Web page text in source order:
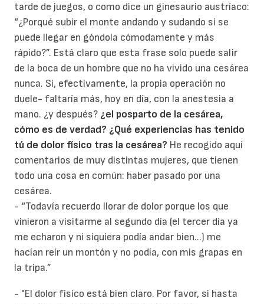
tarde de juegos, o como dice un ginesaurio austríaco:
“¿Porqué subir el monte andando y sudando si se
puede llegar en góndola cómodamente y más
rápido?”. Está claro que esta frase solo puede salir
de la boca de un hombre que no ha vivido una cesárea
nunca. Si, efectivamente, la propia operación no
duele- faltaría más, hoy en día, con la anestesia a
mano. ¿y después? ¿el posparto de la cesárea,
cómo es de verdad? ¿Qué experiencias has tenido
tú de dolor físico tras la cesárea? He recogido aquí
comentarios de muy distintas mujeres, que tienen
todo una cosa en común: haber pasado por una
cesárea.
- “Todavía recuerdo llorar de dolor porque los que
vinieron a visitarme al segundo día (el tercer día ya
me echaron y ni siquiera podía andar bien...) me
hacían reír un montón y no podía, con mis grapas en
la tripa.”
- "El dolor físico está bien claro. Por favor, si hasta